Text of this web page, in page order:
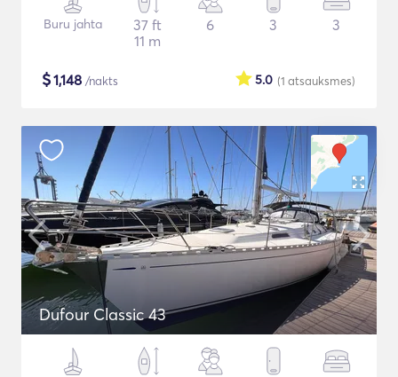
Buru jahta
37 ft
11 m
6 3 3
$1,148 /nakts (1 atsauksmes)
5.0
Dufour Classic 43